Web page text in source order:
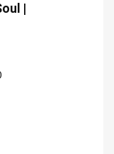
|